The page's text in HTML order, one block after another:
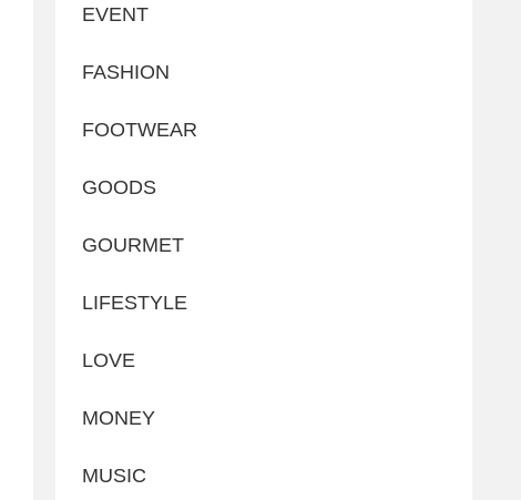
EVENT
FASHION
FOOTWEAR
GOODS
GOURMET
LIFESTYLE
LOVE
MONEY
MUSIC